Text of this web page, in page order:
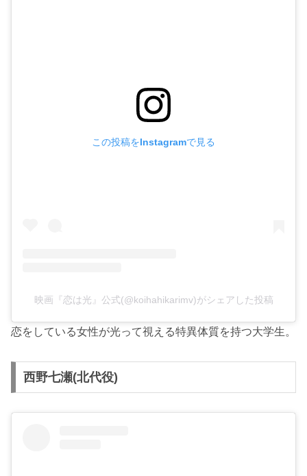
この投稿をInstagramで見る
映画『恋は光』公式(@koihahikarimv)がシェアした投稿
恋をしている女性が光って視える特異体質を持つ大学生。
西野七瀬(北代役)